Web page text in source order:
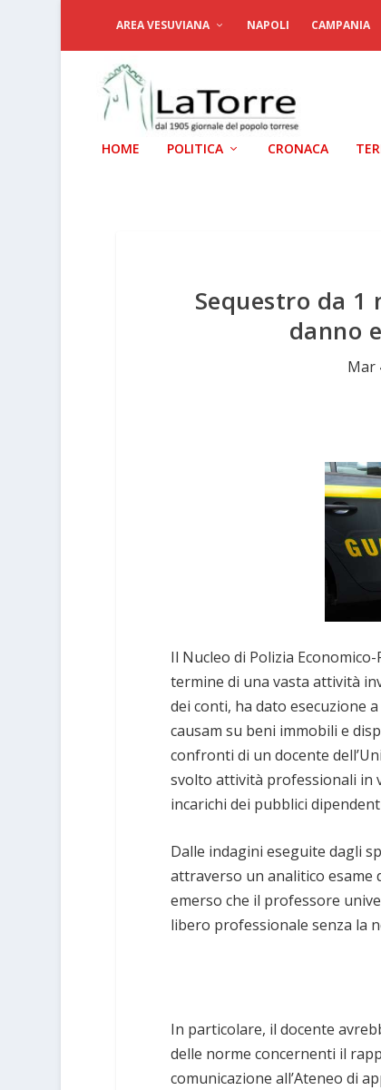
AREA VESUVIANA NAPOLI CAMPANIA
HOME POLITICA CRONACA
Sequestro da
danno
Mar
Il Nucleo di Polizia
termine di una vasta attività
dei conti, ha dato esecuzione
causam su beni immobili e
confronti di un docente
svolto attività professionali in
incarichi dei pubblici
Dalle indagini eseguite dagli
attraverso un analitico esame
emerso che il professore
libero professionale senza la
In particolare, il docente
delle norme concernenti il
comunicazione all’Ateneo di